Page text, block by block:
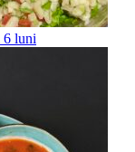
6 luni